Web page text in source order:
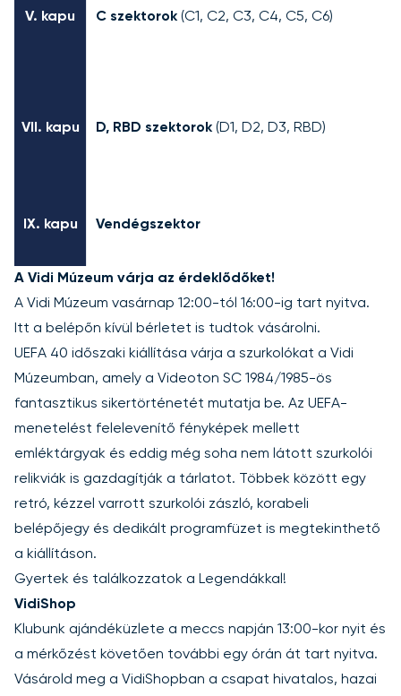
V. kapu C szektorok (C1, C2, C3, C4, C5, C6)
VII. kapu D, RBD szektorok (D1, D2, D3, RBD)
IX. kapu Vendégszektor
A Vidi Múzeum várja az érdeklődőket!
A Vidi Múzeum vasárnap 12:00-tól 16:00-ig tart nyitva.
Itt a belépőn kívül bérletet is tudtok vásárolni.
UEFA 40 időszaki kiállítása várja a szurkolókat a Vidi
Múzeumban, amely a Videoton SC 1984/1985-ös
fantasztikus sikertörténetét mutatja be. Az UEFA-
menetelést felelevenítő fényképek mellett
emléktárgyak és eddig még soha nem látott szurkolói
relikviák is gazdagítják a tárlatot. Többek között egy
retró, kézzel varrott szurkolói zászló, korabeli
belépőjegy és dedikált programfüzet is megtekinthető
a kiállításon.
Gyertek és találkozzatok a Legendákkal!
VidiShop
Klubunk ajándéküzlete a meccs napján 13:00-kor nyit és
a mérkőzést követően további egy órán át tart nyitva.
Vásárold meg a VidiShopban a csapat hivatalos, hazai